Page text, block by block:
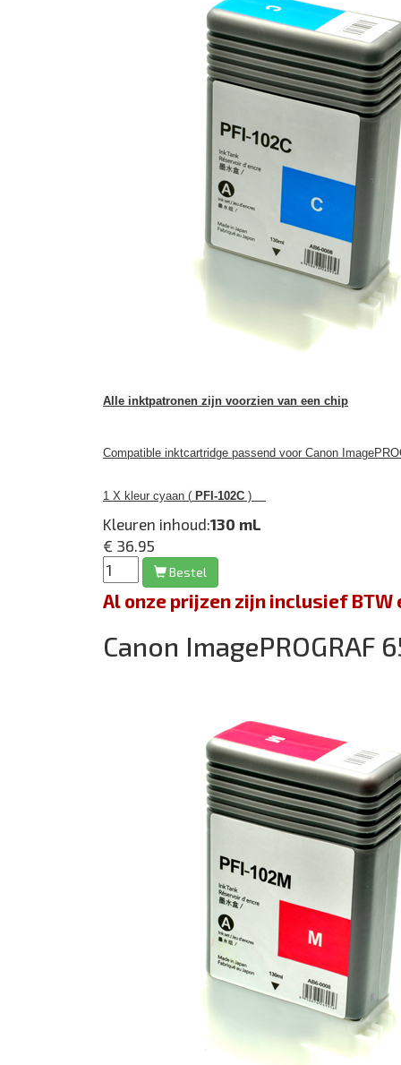
Alle inktpatronen zijn voorzien van een chip
Compatible inktcartridge passend voor Canon
1 X kleur cyaan ( PFI-102C )
Kleuren inhoud:130 mL
€ 36.95
Bestel
Al onze prijzen zijn inclusief
Canon ImagePROGRAF